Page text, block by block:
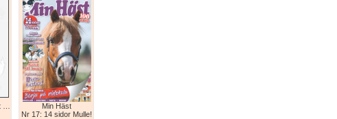
Min Häst
Nr 17: 14 sidor Mulle!